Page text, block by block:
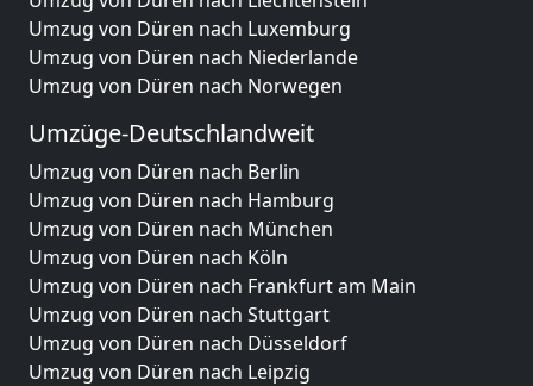
Umzug von Düren nach Luxemburg
Umzug von Düren nach Niederlande
Umzug von Düren nach Norwegen
Umzüge-Deutschlandweit
Umzug von Düren nach Berlin
Umzug von Düren nach Hamburg
Umzug von Düren nach München
Umzug von Düren nach Köln
Umzug von Düren nach Frankfurt am Main
Umzug von Düren nach Stuttgart
Umzug von Düren nach Düsseldorf
Umzug von Düren nach Leipzig